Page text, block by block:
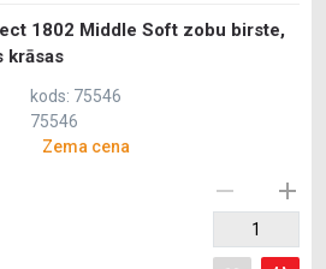
1802 Middle Soft zobu birste,
krāsas
kods: 75546
75546
Zema cena